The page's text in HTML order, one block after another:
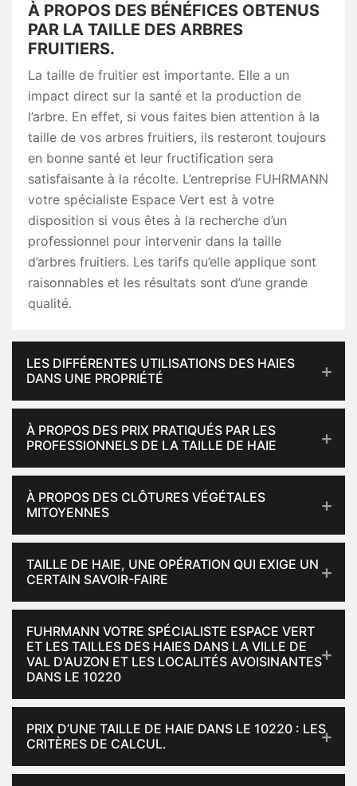
À PROPOS DES BÉNÉFICES OBTENUS
PAR LA TAILLE DES ARBRES
FRUITIERS.
La taille de fruitier est importante. Elle a un
impact direct sur la santé et la production de
l’arbre. En effet, si vous faites bien attention à la
taille de vos arbres fruitiers, ils resteront toujours
en bonne santé et leur fructification sera
satisfaisante à la récolte. L’entreprise FUHRMANN
votre spécialiste Espace Vert est à votre
disposition si vous êtes à la recherche d’un
professionnel pour intervenir dans la taille
d’arbres fruitiers. Les tarifs qu’elle applique sont
raisonnables et les résultats sont d’une grande
qualité.
LES DIFFÉRENTES UTILISATIONS DES HAIES
DANS UNE PROPRIÉTÉ
À PROPOS DES PRIX PRATIQUÉS PAR LES
PROFESSIONNELS DE LA TAILLE DE HAIE
À PROPOS DES CLÔTURES VÉGÉTALES
MITOYENNES
TAILLE DE HAIE, UNE OPÉRATION QUI EXIGE UN
CERTAIN SAVOIR-FAIRE
FUHRMANN VOTRE SPÉCIALISTE ESPACE VERT
ET LES TAILLES DES HAIES DANS LA VILLE DE
VAL D'AUZON ET LES LOCALITÉS AVOISINANTES
DANS LE 10220
PRIX D’UNE TAILLE DE HAIE DANS LE 10220 : LES
CRITÈRES DE CALCUL.